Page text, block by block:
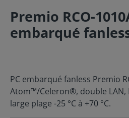
Premio RCO-
embarqué
PC embarqué fanless Premio
Atom™/Celeron®, double LAN,
large plage -25 °C à +70 °C.